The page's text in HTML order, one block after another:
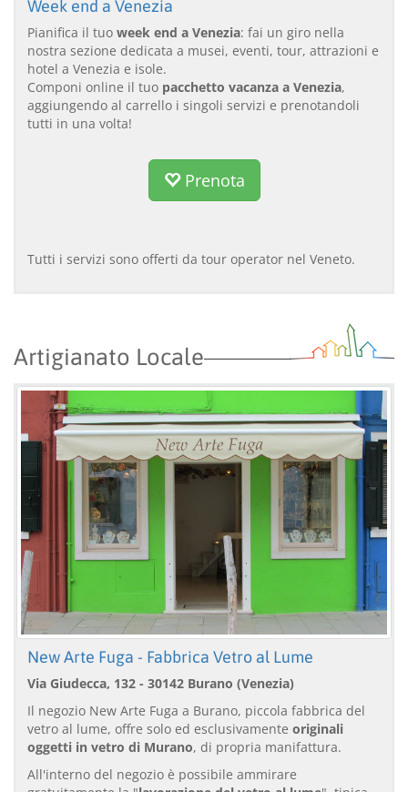
Week end a Venezia
Pianifica il tuo week end a Venezia: fai un giro nella
nostra sezione dedicata a musei, eventi, tour, attrazioni e
hotel a Venezia e isole.
Componi online il tuo pacchetto vacanza a Venezia,
aggiungendo al carrello i singoli servizi e prenotandoli
tutti in una volta!
Prenota
Tutti i servizi sono offerti da tour operator nel Veneto.
Artigianato Locale
New Arte Fuga - Fabbrica Vetro al Lume
Via Giudecca, 132 - 30142 Burano (Venezia)
Il negozio New Arte Fuga a Burano, piccola fabbrica del
vetro al lume, offre solo ed esclusivamente originali
oggetti in vetro di Murano, di propria manifattura.
All'interno del negozio è possibile ammirare